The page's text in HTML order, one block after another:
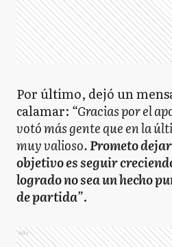
Por último, dejó un
calamar: “Gracias por el
votó más gente que en la
muy valioso.Prometo
objetivo es seguir
logrado no sea un hecho
de partida”.
Ads